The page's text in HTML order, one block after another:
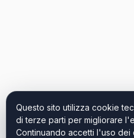
Questo sito utilizza cookie
di terze parti per migliorare
Continuando accetti l'uso dei